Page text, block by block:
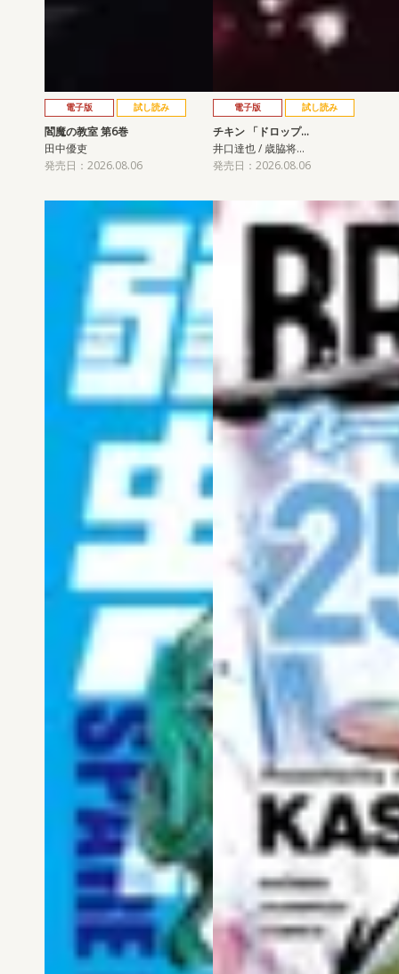
電子版 試し読み
閻魔の教室 第6巻
田中優吏
発売日：2026.08.06
電子版 試し読み
チキン 「ドロップ…
井口達也 / 歳脇将…
発売日：2026.08.06